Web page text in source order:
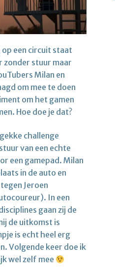
op een circuit staat
zonder stuur maar
Milan en
om mee te doen
om het gamen
Hoe doe je dat?
challenge
van een echte
een gamepad. Milan
in de auto en
Jeroen
In een
gaan zij de
de uitkomst is
is echt heel erg
Volgende keer doe ik
wel zelf mee